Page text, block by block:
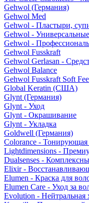
Gehwol (Германия)
Gehwol Med
Gehwol - Пластыри,
Gehwol - Универсальные
Gehwol -
Gehwol Fusskraft
Gehwol Gerlasan -
Gehwol Balance
Gehwol Fusskraft Soft
Global Keratin (США)
Glynt (Германия)
Glynt - Уход
Glynt - Окрашивание
Glynt - Укладка
Goldwell (Германия)
Colorance - Тонирующая
Lightdimensions -
Dualsenses -
Elixir -
Elumen - Краска для
Elumen Care - Уход за
Evolution - Нейтральная